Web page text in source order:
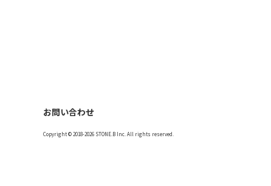
お問い合わせ
Copyright © 2018-2026 STONE.B Inc. All rights reserved.